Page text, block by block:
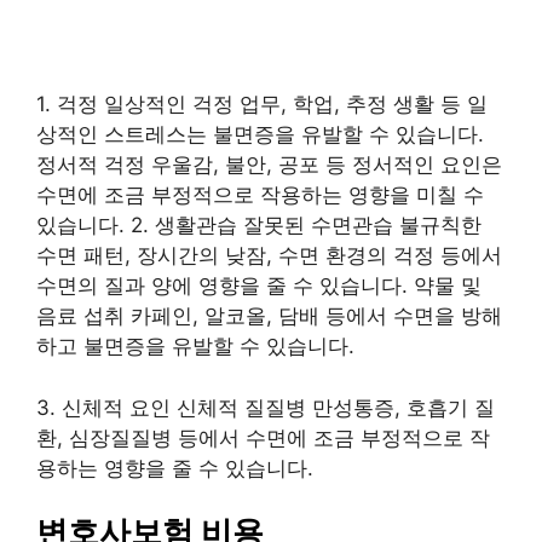
1. 걱정 일상적인 걱정 업무, 학업, 추정 생활 등 일
상적인 스트레스는 불면증을 유발할 수 있습니다.
정서적 걱정 우울감, 불안, 공포 등 정서적인 요인은
수면에 조금 부정적으로 작용하는 영향을 미칠 수
있습니다. 2. 생활관습 잘못된 수면관습 불규칙한
수면 패턴, 장시간의 낮잠, 수면 환경의 걱정 등에서
수면의 질과 양에 영향을 줄 수 있습니다. 약물 및
음료 섭취 카페인, 알코올, 담배 등에서 수면을 방해
하고 불면증을 유발할 수 있습니다.
3. 신체적 요인 신체적 질질병 만성통증, 호흡기 질
환, 심장질질병 등에서 수면에 조금 부정적으로 작
용하는 영향을 줄 수 있습니다.
변호사보험 비용